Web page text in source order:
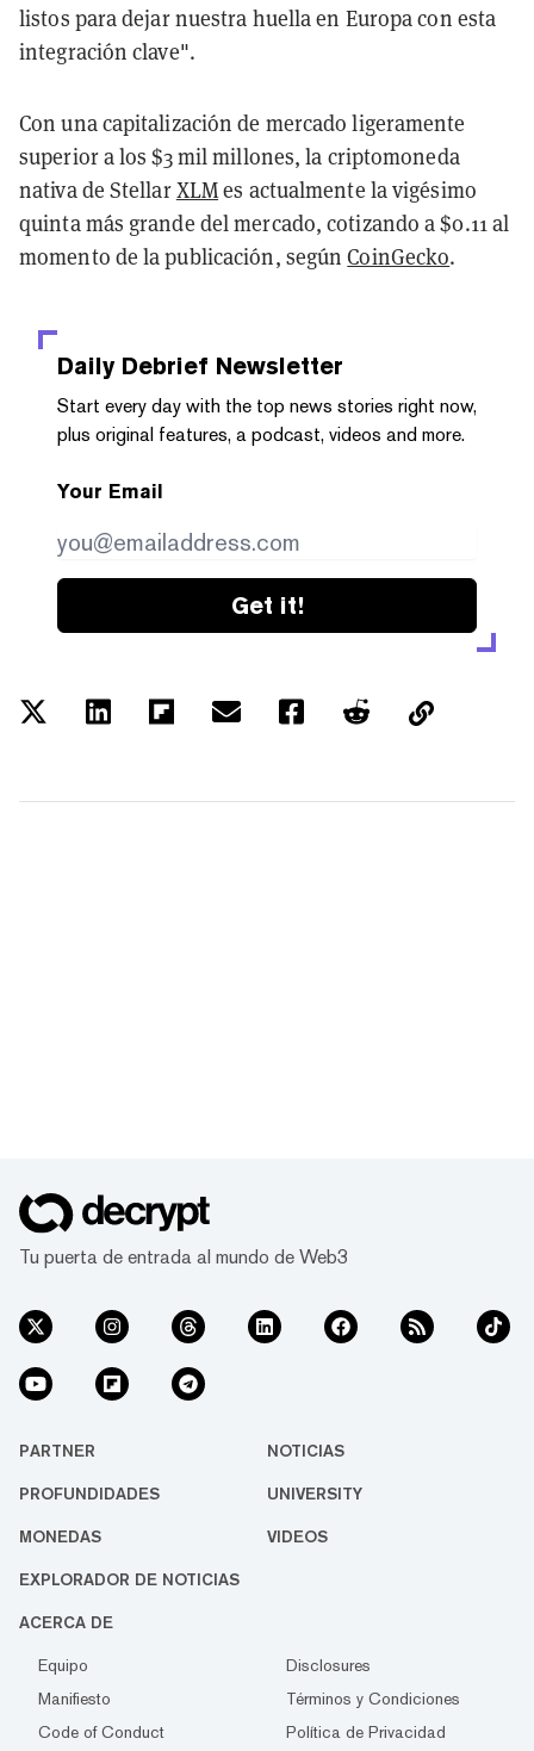
listos para dejar nuestra huella en Europa con esta
integración clave".
Con una capitalización de mercado ligeramente
superior a los $3 mil millones, la criptomoneda
nativa de StellarXLMes actualmente la vigésimo
quinta más grande del mercado, cotizando a $0.11 al
momento de la publicación, segúnCoinGecko.
Daily Debrief Newsletter
Start every day with the top news stories right now,
plus original features, a podcast, videos and more.
Your Email
Get it!
Tu puerta de entrada al mundo de Web3
PARTNER NOTICIAS
PROFUNDIDADES UNIVERSITY
MONEDAS VIDEOS
EXPLORADOR DE NOTICIAS
ACERCA DE
Equipo
Disclosures
Manifiesto
Términos y Condiciones
Code of Conduct
Política de Privacidad